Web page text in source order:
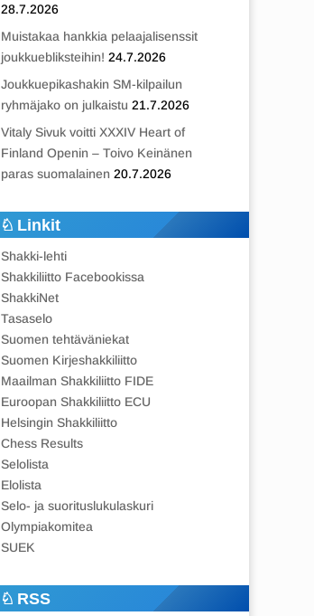
28.7.2026
Muistakaa hankkia pelaajalisenssit
joukkuebliksteihin! 24.7.2026
Joukkuepikashakin SM-kilpailun
ryhmäjako on julkaistu 21.7.2026
Vitaly Sivuk voitti XXXIV Heart of
Finland Openin – Toivo Keinänen
paras suomalainen 20.7.2026
Linkit
Shakki-lehti
Shakkiliitto Facebookissa
ShakkiNet
Tasaselo
Suomen tehtäväniekat
Suomen Kirjeshakkiliitto
Maailman Shakkiliitto FIDE
Euroopan Shakkiliitto ECU
Helsingin Shakkiliitto
Chess Results
Selolista
Elolista
Selo- ja suorituslukulaskuri
Olympiakomitea
SUEK
RSS